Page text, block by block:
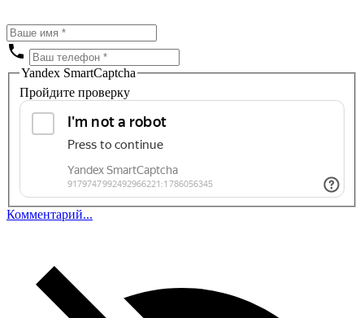
Yandex SmartCaptcha
Пройдите проверку
Комментарий...